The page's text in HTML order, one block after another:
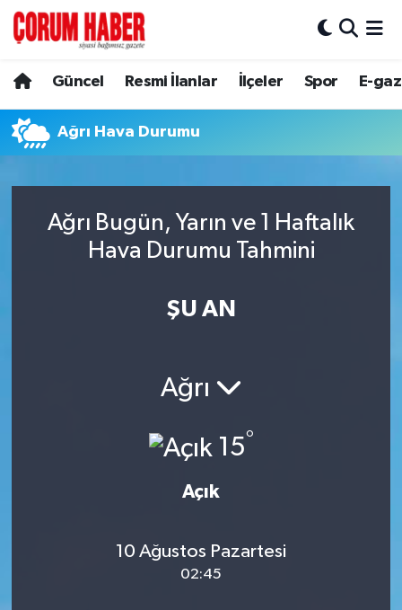
Güncel Resmi İlanlar İlçeler Spor E-
Ağrı Hava Durumu
Ağrı Bugün, Yarın ve 1 Haftalık
Hava Durumu Tahmini
ŞU AN
Ağrı
15°
Açık
10 Ağustos Pazartesi
02:45
Spor
Resmi İlanlar
Bayat
Hava Durumu
Çorum Namaz Vakitleri
Süper Lig Puan Durumu ve Fikstür